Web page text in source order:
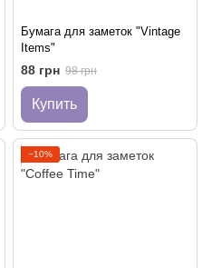
Бумага для заметок "Vintage
Items"
88 грн 98 грн
Купить
−10%